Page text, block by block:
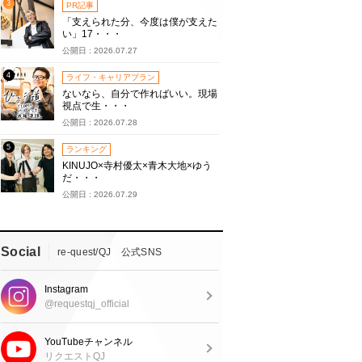
3 PR記事
「支えられた分、今度は僕が支えた
い」17・・・
公開日 : 2026.07.27
4 ライフ・キャリアプラン
ないなら、自分で作ればいい。現場
視点で生・・・
公開日 : 2026.07.28
5 ランキング
KINUJO×寺村優太×青木大地×ゆう
だ・・・
公開日 : 2026.07.29
Social re-quest/QJ 公式SNS
Instagram
@requestqj_official
YouTubeチャンネル
リクエストQJ